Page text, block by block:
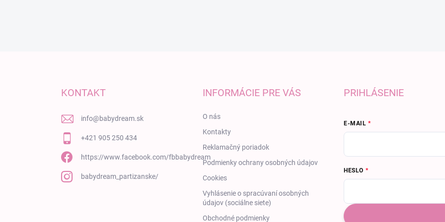
KONTAKT
info@babydream.sk
+421 905 250 434
https://www.facebook.com/fbbabydream
babydream_partizanske/
INFORMÁCIE PRE VÁS
O nás
Kontakty
Reklamačný poriadok
Podmienky ochrany osobných údajov
Cookies
Vyhlásenie o spracúvaní osobných
údajov (sociálne siete)
Obchodné podmienky
PRIHLÁSENIE
E-MAIL
HESLO